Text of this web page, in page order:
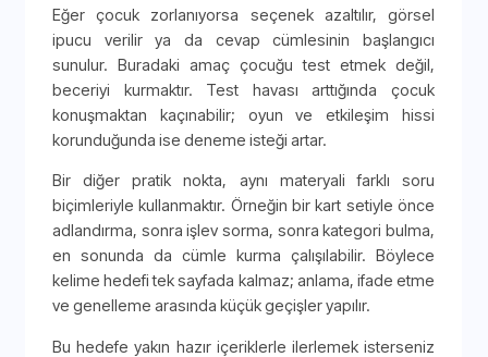
Eğer çocuk zorlanıyorsa seçenek azaltılır, görsel
ipucu verilir ya da cevap cümlesinin başlangıcı
sunulur. Buradaki amaç çocuğu test etmek değil,
beceriyi kurmaktır. Test havası arttığında çocuk
konuşmaktan kaçınabilir; oyun ve etkileşim hissi
korunduğunda ise deneme isteği artar.
Bir diğer pratik nokta, aynı materyali farklı soru
biçimleriyle kullanmaktır. Örneğin bir kart setiyle önce
adlandırma, sonra işlev sorma, sonra kategori bulma,
en sonunda da cümle kurma çalışılabilir. Böylece
kelime hedefi tek sayfada kalmaz; anlama, ifade etme
ve genelleme arasında küçük geçişler yapılır.
Bu hedefe yakın hazır içeriklerle ilerlemek isterseniz